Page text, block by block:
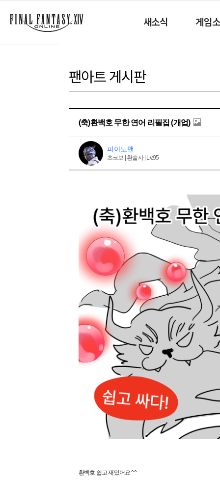
새소식 게임
팬아트 게시판
(축)환백호 무한 연어 리필집 (개업)
피아노맨
초코보 | 환술사 | Lv.95
환백호 쉽고 재밌어요 ^^